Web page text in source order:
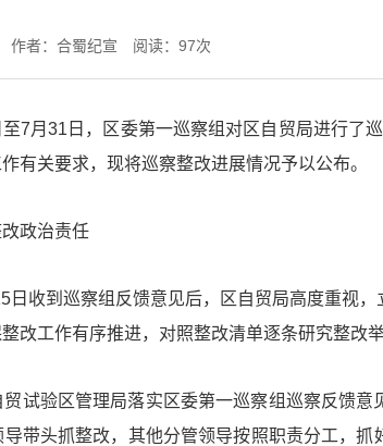
作者：合蜀纪宣 阅读： 97次
7月31日，区委第一巡察组对区自贸局进行了
有关要求，现将巡察整改进展情况予以公布。
政治责任
日收到巡察组反馈意见后，区自贸局高度重视
改工作有序推进，对照整改清单逐条研究整改
贸试验区管理局落实区委第一巡察组巡察反馈
带头抓整改，其他分管领导按照职责分工，